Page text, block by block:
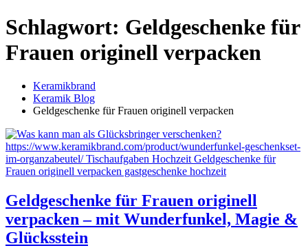
Schlagwort: Geldgeschenke für
Frauen originell verpacken
Keramikbrand
Keramik Blog
Geldgeschenke für Frauen originell verpacken
Geldgeschenke für Frauen originell
verpacken – mit Wunderfunkel, Magie &
Glücksstein